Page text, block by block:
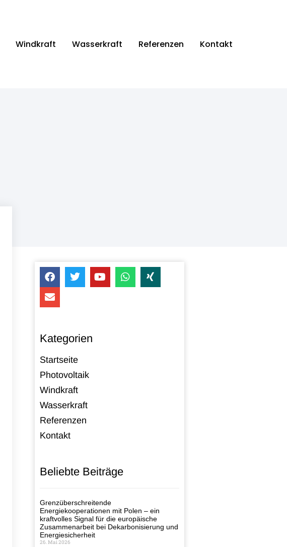
Windkraft Wasserkraft Referenzen Kontakt
Kategorien
Startseite
Photovoltaik
Windkraft
Wasserkraft
Referenzen
Kontakt
Beliebte Beiträge
Grenzüberschreitende
Energiekooperationen mit Polen – ein
kraftvolles Signal für die europäische
Zusammenarbeit bei Dekarbonisierung und
Energiesicherheit
26. Mai 2026